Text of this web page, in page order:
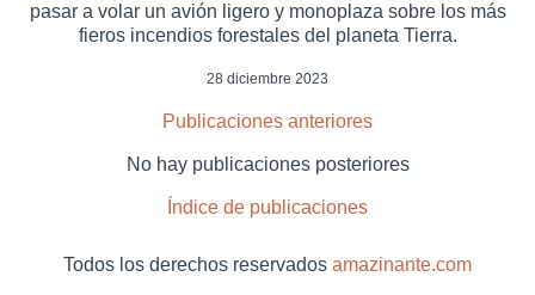
pasar a volar un avión ligero y monoplaza sobre los más
fieros incendios forestales del planeta Tierra.
28 diciembre 2023
Publicaciones anteriores
No hay publicaciones posteriores
Índice de publicaciones
Todos los derechos reservados amazinante.com